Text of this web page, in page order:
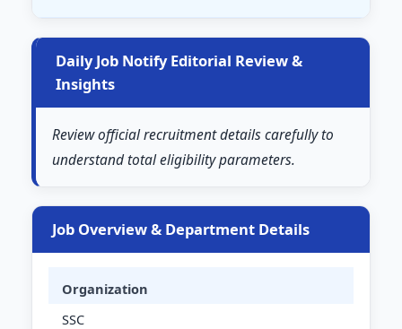
Daily Job Notify Editorial Review &
Insights
Review official recruitment details carefully to
understand total eligibility parameters.
Job Overview & Department Details
Organization
SSC